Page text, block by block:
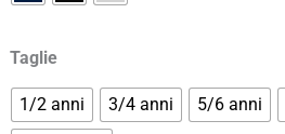
Taglie
1/2 anni 3/4 anni 5/6 anni